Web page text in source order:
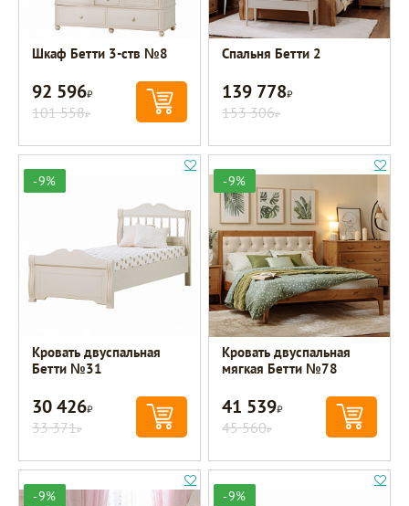
Шкаф Бетти 3-ств №8
92 596Р
101 558Р
Спальня Бетти 2
139 778Р
153 306Р
-9%
Кровать двуспальная
Бетти №31
30 426Р
33 371Р
-9%
Кровать двуспальная
мягкая Бетти №78
41 539Р
45 560Р
-9% -9%